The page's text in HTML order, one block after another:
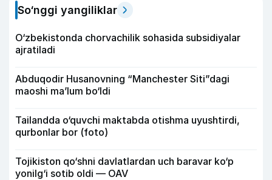
So‘nggi yangiliklar
O‘zbekistonda chorvachilik sohasida subsidiyalar
ajratiladi
Abduqodir Husanovning “Manchester Siti”dagi
maoshi ma’lum bo‘ldi
Tailandda o‘quvchi maktabda otishma uyushtirdi,
qurbonlar bor (foto)
Tojikiston qo‘shni davlatlardan uch baravar ko‘p
yonilg‘i sotib oldi — OAV